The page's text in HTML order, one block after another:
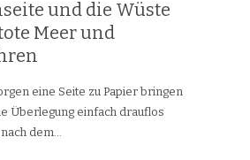
und die Wüste
Meer und
eine Seite zu Papier bringen
Überlegung einfach drauflos
dem...